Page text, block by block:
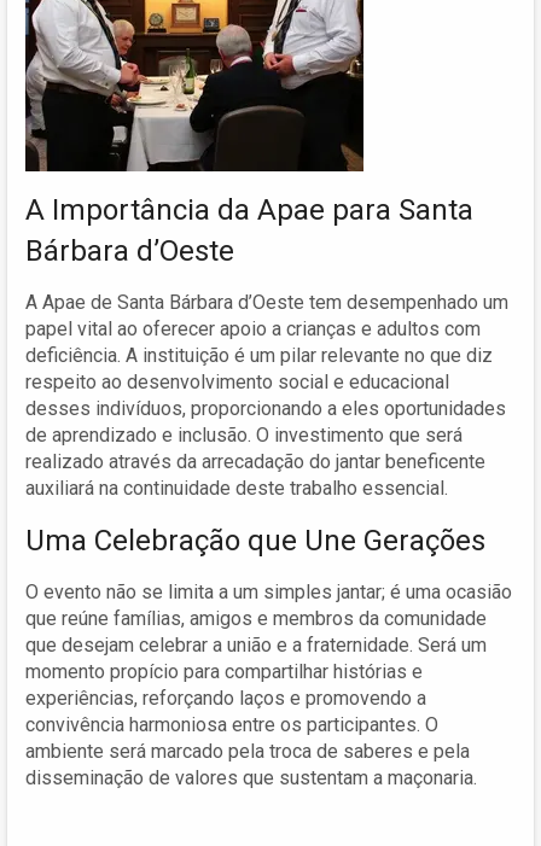
A Importância da Apae para Santa
Bárbara d’Oeste
A Apae de Santa Bárbara d’Oeste tem desempenhado um
papel vital ao oferecer apoio a crianças e adultos com
deficiência. A instituição é um pilar relevante no que diz
respeito ao desenvolvimento social e educacional
desses indivíduos, proporcionando a eles oportunidades
de aprendizado e inclusão. O investimento que será
realizado através da arrecadação do jantar beneficente
auxiliará na continuidade deste trabalho essencial.
Uma Celebração que Une Gerações
O evento não se limita a um simples jantar; é uma ocasião
que reúne famílias, amigos e membros da comunidade
que desejam celebrar a união e a fraternidade. Será um
momento propício para compartilhar histórias e
experiências, reforçando laços e promovendo a
convivência harmoniosa entre os participantes. O
ambiente será marcado pela troca de saberes e pela
disseminação de valores que sustentam a maçonaria.